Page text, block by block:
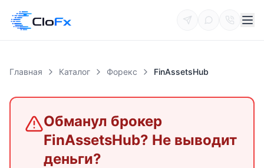
Главная Каталог Форекс FinAssetsHub
Обманул брокер
FinAssetsHub? Не выводит
деньги?